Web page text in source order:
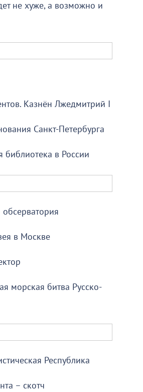
не хуже, а возможно и
Казнён Лжедмитрий I
Санкт-Петербурга
библиотека в России
в Москве
морская битва Русско-
Республика
– скотч